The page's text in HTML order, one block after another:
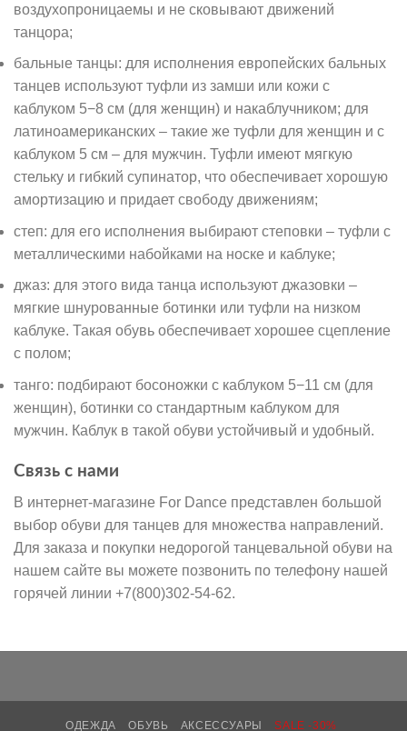
воздухопроницаемы и не сковывают движений
танцора;
бальные танцы: для исполнения европейских бальных
танцев используют туфли из замши или кожи с
каблуком 5−8 см (для женщин) и накаблучником; для
латиноамериканских – такие же туфли для женщин и с
каблуком 5 см – для мужчин. Туфли имеют мягкую
стельку и гибкий супинатор, что обеспечивает хорошую
амортизацию и придает свободу движениям;
степ: для его исполнения выбирают степовки – туфли с
металлическими набойками на носке и каблуке;
джаз: для этого вида танца используют джазовки –
мягкие шнурованные ботинки или туфли на низком
каблуке. Такая обувь обеспечивает хорошее сцепление
с полом;
танго: подбирают босоножки с каблуком 5−11 см (для
женщин), ботинки со стандартным каблуком для
мужчин. Каблук в такой обуви устойчивый и удобный.
Связь с нами
В интернет-магазине For Dance представлен большой
выбор обуви для танцев для множества направлений.
Для заказа и покупки недорогой танцевальной обуви на
нашем сайте вы можете позвонить по телефону нашей
горячей линии +7(800)302-54-62.
ОДЕЖДА ОБУВЬ АКСЕССУАРЫ SALE -30%